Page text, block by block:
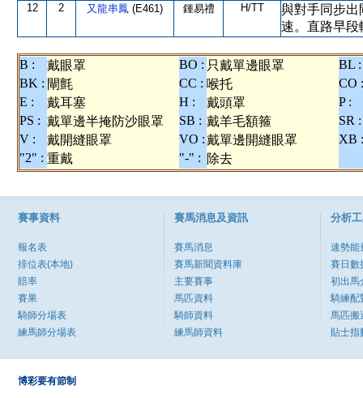
12 2 又龍串鳳 (E461) 鍾易禮 H/TT
與對手同步出
速。直路早段
B : 戴眼罩 BO : 只戴單邊眼罩
BL :
BK : 閘氈 CC : 喉托
CO :
E :
戴耳塞 H : 戴頭罩
P :
PS : 戴單邊半掩防沙眼罩 SB : 戴羊毛額箍
SR :
V :
戴開縫眼罩 VO :戴單邊開縫眼罩
XB :
"2" : 重戴 "-" : 除去
賽事資料
報名表
排位表(本地)
賠率
賽果
騎師分場表
練馬師分場表
賽馬消息及資訊
賽馬消息
賽馬新聞資料庫
主要賽事
馬匹資料
騎師資料
練馬師資料
分析
速勢能
賽日數
初出馬
騎練配
馬匹搬
貼士指
博彩要有節制